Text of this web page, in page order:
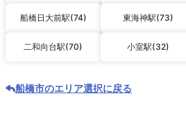
船橋日大前駅(74) 東海神駅(73)
二和向台駅(70) 小室駅(32)
船橋市のエリア選択に戻る